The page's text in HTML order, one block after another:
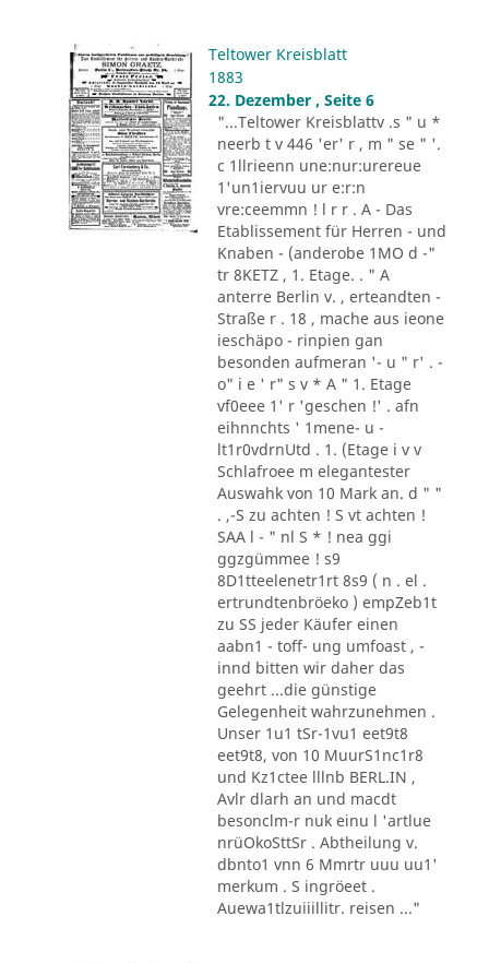
Teltower Kreisblatt
1883
22. Dezember , Seite 6
"...Teltower Kreisblattv .s " u *
neerb t v 446 'er' r , m " se " '.
c 1llrieenn une:nur:urereue
1'un1iervuu ur e:r:n
vre:ceemmn ! l r r . A - Das
Etablissement für Herren - und
Knaben - (anderobe 1MO d -"
tr 8KETZ , 1. Etage. . " A
anterre Berlin v. , erteandten -
Straße r . 18 , mache aus ieone
ieschäpo - rinpien gan
besonden aufmeran '- u " r' . -
o" i e ' r" s v * A " 1. Etage
vf0eee 1' r 'geschen !' . afn
eihnnchts ' 1mene- u -
lt1r0vdrnUtd . 1. (Etage i v v
Schlafroee m elegantester
Auswahk von 10 Mark an. d " "
. ,-S zu achten ! S vt achten !
SAA l - " nl S * ! nea ggi
ggzgümmee ! s9
8D1tteelenetr1rt 8s9 ( n . el .
ertrundtenbröeko ) empZeb1t
zu SS jeder Käufer einen
aabn1 - toff- ung umfoast , -
innd bitten wir daher das
geehrt ...die günstige
Gelegenheit wahrzunehmen .
Unser 1u1 tSr-1vu1 eet9t8
eet9t8, von 10 MuurS1nc1r8
und Kz1ctee lllnb BERL.IN ,
Avlr dlarh an und macdt
besonclm-r nuk einu l 'artlue
nrüOkoSttSr . Abtheilung v.
dbnto1 vnn 6 Mmrtr uuu uu1'
merkum . S ingröeet .
Auewa1tlzuiiillitr. reisen ..."